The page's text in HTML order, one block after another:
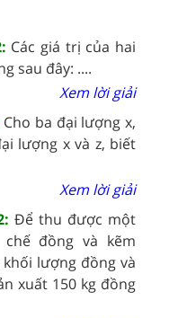
Các giá trị của hai
sau đây: ....
Xem lời giải
Cho ba đại lượng x,
lượng x và z, biết
Xem lời giải
Để thu được một
đồng và kẽm
lượng đồng và
xuất 150 kg đồng